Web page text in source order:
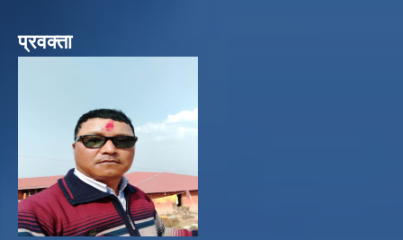
प्रवक्ता